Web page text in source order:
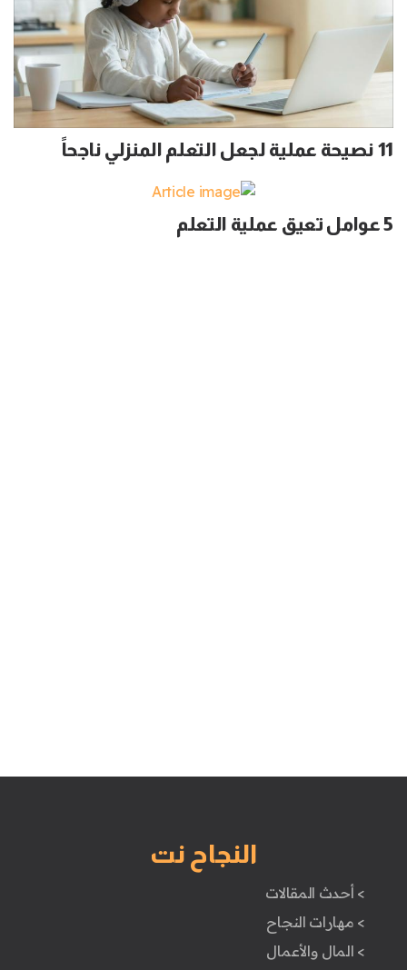
11 نصيحة عملية لجعل التعلم المنزلي ناجحاً
5 عوامل تعيق عملية التعلم
النجاح نت
> أحدث المقالات
> مهارات النجاح
> المال والأعمال